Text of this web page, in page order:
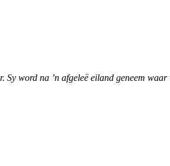
word na ’n afgeleë eiland geneem